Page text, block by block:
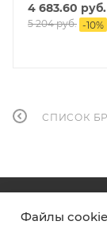
4 683.60 руб.
5 204руб. -10%
СПИСОК
Файлы cookie